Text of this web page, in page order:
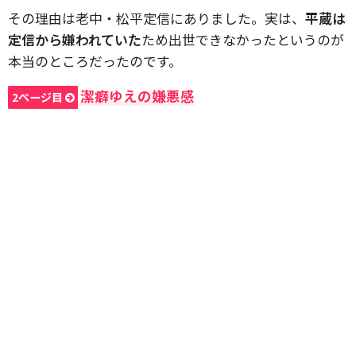
その理由は老中・松平定信にありました。実は、 平蔵は
定信から嫌われていたため出世できなかったというのが
本当のところだったのです。
2ページ目 潔癖ゆえの嫌悪感